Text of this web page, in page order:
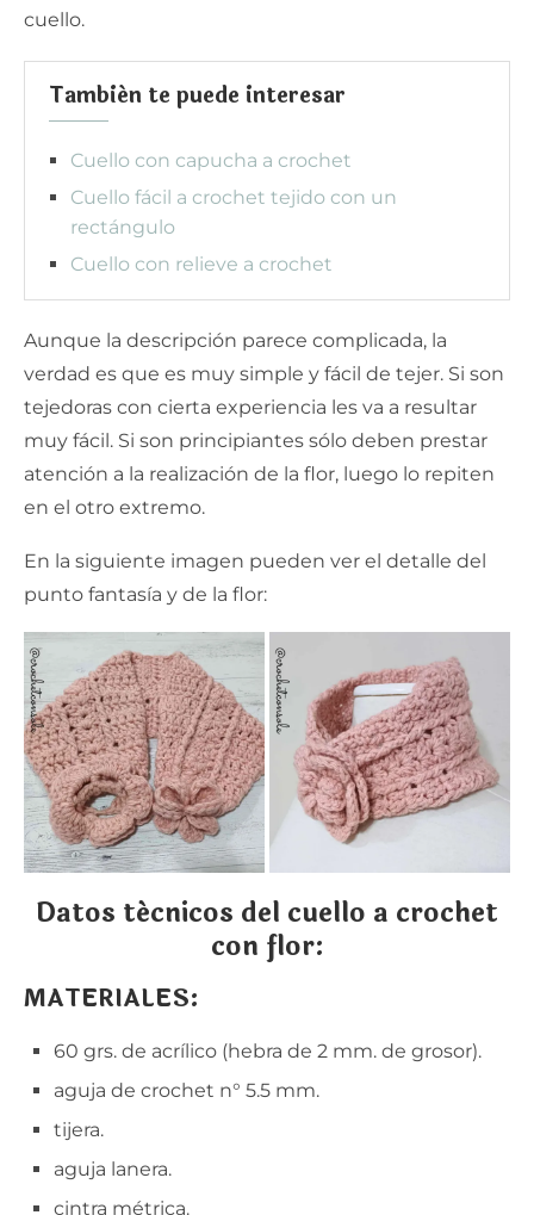
cuello.
También te puede interesar
Cuello con capucha a crochet
Cuello fácil a crochet tejido con un
rectángulo
Cuello con relieve a crochet
Aunque la descripción parece complicada, la
verdad es que es muy simple y fácil de tejer. Si son
tejedoras con cierta experiencia les va a resultar
muy fácil. Si son principiantes sólo deben prestar
atención a la realización de la flor, luego lo repiten
en el otro extremo.
En la siguiente imagen pueden ver el detalle del
punto fantasía y de la flor:
Datos técnicos del cuello a crochet
con flor:
MATERIALES:
60 grs. de acrílico (hebra de 2 mm. de grosor).
aguja de crochet n° 5.5 mm.
tijera.
aguja lanera.
cintra métrica.